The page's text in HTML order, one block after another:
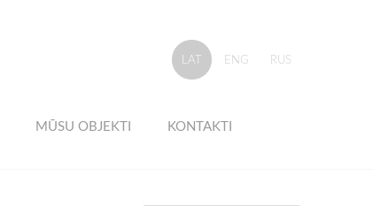
MŪSU OBJEKTI KONTAKTI
LAT ENG RUS